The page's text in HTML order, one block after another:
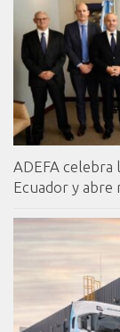
ADEFA
Ecuador y abre